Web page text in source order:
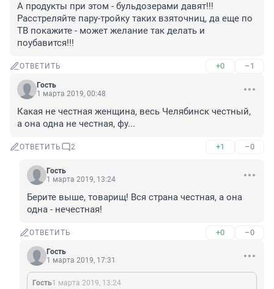
А продукты при этом - бульдозерами давят!!!
Расстреляйте пару-тройку таких взяточниц, да еще по
ТВ покажите - может желание так делать и
поубавится!!!
ОТВЕТИТЬ +0 –1
Гость
1 марта 2019, 00:48
Какая не честная женщина, весь Челябинск честный,
а она одна не честная, фу...
ОТВЕТИТЬ 2 +1 –0
Гость
1 марта 2019, 13:24
Берите выше, товарищ! Вся страна честная, а она
одна - нечестная!
ОТВЕТИТЬ +0 –0
Гость
1 марта 2019, 17:31
Гость1 марта 2019, 13:24